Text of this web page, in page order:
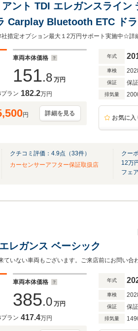
ント TDI エレガンスライン
Carplay Bluetooth ETC ド
LEDヘッドライト 純正18イ
車両本体価格
151.8 万円
プラン 182.2万円
円 詳細を見る
年式
車検
保証 保
排気量
お気に入
クチコミ評価： 4.9点（33件）
カーセンサーアフター保証取扱店
クー
12万
フェ
レガンス ベーシック
ていない車両もございます。ご来店前にお問い合
車両本体価格
385.0 万円
プラン 417.4万円
年式
車検
保証 保
排気量